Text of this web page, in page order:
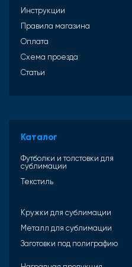
Инструкции
Правила магазина
Оплата
Схема проезда
Статьи
Каталог
Футболки и толстовки для
сублимации
Текстиль
Кружки для сублимации
Металл для сублимации
Заготовки под полиграфию